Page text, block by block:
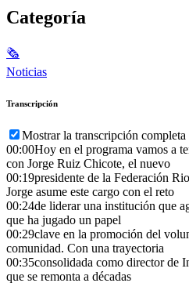
Categoría
🗞
Noticias
Transcripción
Mostrar la transcripción
00:00Hoy en el programa vamos a
con Jorge Ruiz Chicote, el nuevo
00:19presidente de la Federación
Jorge asume este cargo con el reto
00:24de liderar una institución que
que ha jugado un papel
00:29clave en la promoción del
comunidad. Con una trayectoria
00:35consolidada como director de
que se remonta a décadas